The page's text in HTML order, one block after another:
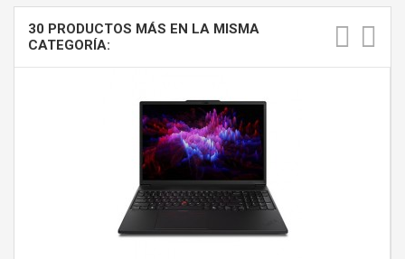
30 PRODUCTOS MÁS EN LA MISMA
CATEGORÍA: